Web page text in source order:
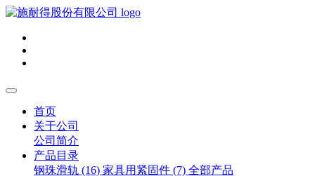
首页
关于公司
公司简介
产品目录
钢珠滑轨 (16) 家具用紧固件 (7) 全部产品